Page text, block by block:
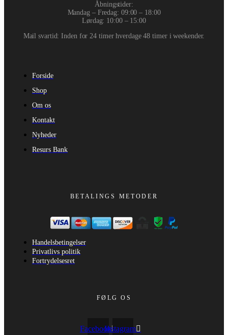
Åbningstider:
Mandag – Fredag: 09:00 – 18:00
Lørdag: 10:00 – 15:00
Mail svartid: Inden for 24 timer hverdage 48 timer i weekender.
Forside
Shop
Om os
Kontakt
Nyheder
Resurs Bank
BETALINGS METODER
Handelsbetingelser
Privatlivs politik
Fortrydelsesret
FØLG OS
FacebookInstagram